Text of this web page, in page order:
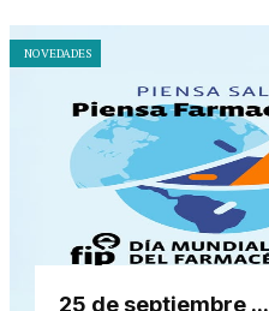
NOVEDADES
25 de septiembre ...